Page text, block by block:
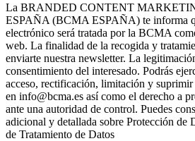
La BRANDED CONTENT
ESPAÑA (BCMA ESPAÑA) te informa
electrónico será tratada por la BCMA
web. La finalidad de la recogida y
enviarte nuestra newsletter. La
consentimiento del interesado. Podrás
acceso, rectificación, limitación y suprimir
en info@bcma.es así como el derecho a
ante una autoridad de control. Puedes
adicional y detallada sobre Protección de
de Tratamiento de Datos